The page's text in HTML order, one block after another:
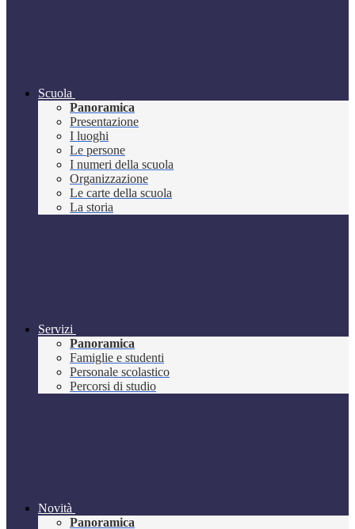
Scuola
Panoramica
Presentazione
I luoghi
Le persone
I numeri della scuola
Organizzazione
Le carte della scuola
La storia
Servizi
Panoramica
Famiglie e studenti
Personale scolastico
Percorsi di studio
Novità
Panoramica